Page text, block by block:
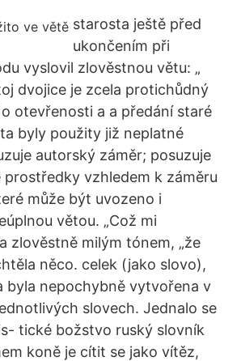
starosta ještě před
ukončením při
vyslovil zlověstnou větu: „
dvojice je zcela protichůdný
otevřenosti a a předání staré
byly použity již neplatné
autorský záměr; posuzuje
prostředky vzhledem k záměru
může být uvozeno i
větou. „Což mi
zlověstně milým tónem, „že
něco. celek (jako slovo),
byla nepochybně vytvořena v
slovech. Jednalo se
tické božstvo ruský slovník
koně je cítit se jako vítěz,